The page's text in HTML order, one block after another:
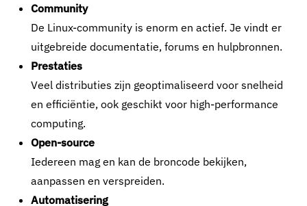
Community
De Linux-community is enorm en actief. Je vindt er
uitgebreide documentatie, forums en hulpbronnen.
Prestaties
Veel distributies zijn geoptimaliseerd voor snelheid
en efficiëntie, ook geschikt voor high-performance
computing.
Open-source
Iedereen mag en kan de broncode bekijken,
aanpassen en verspreiden.
Automatisering